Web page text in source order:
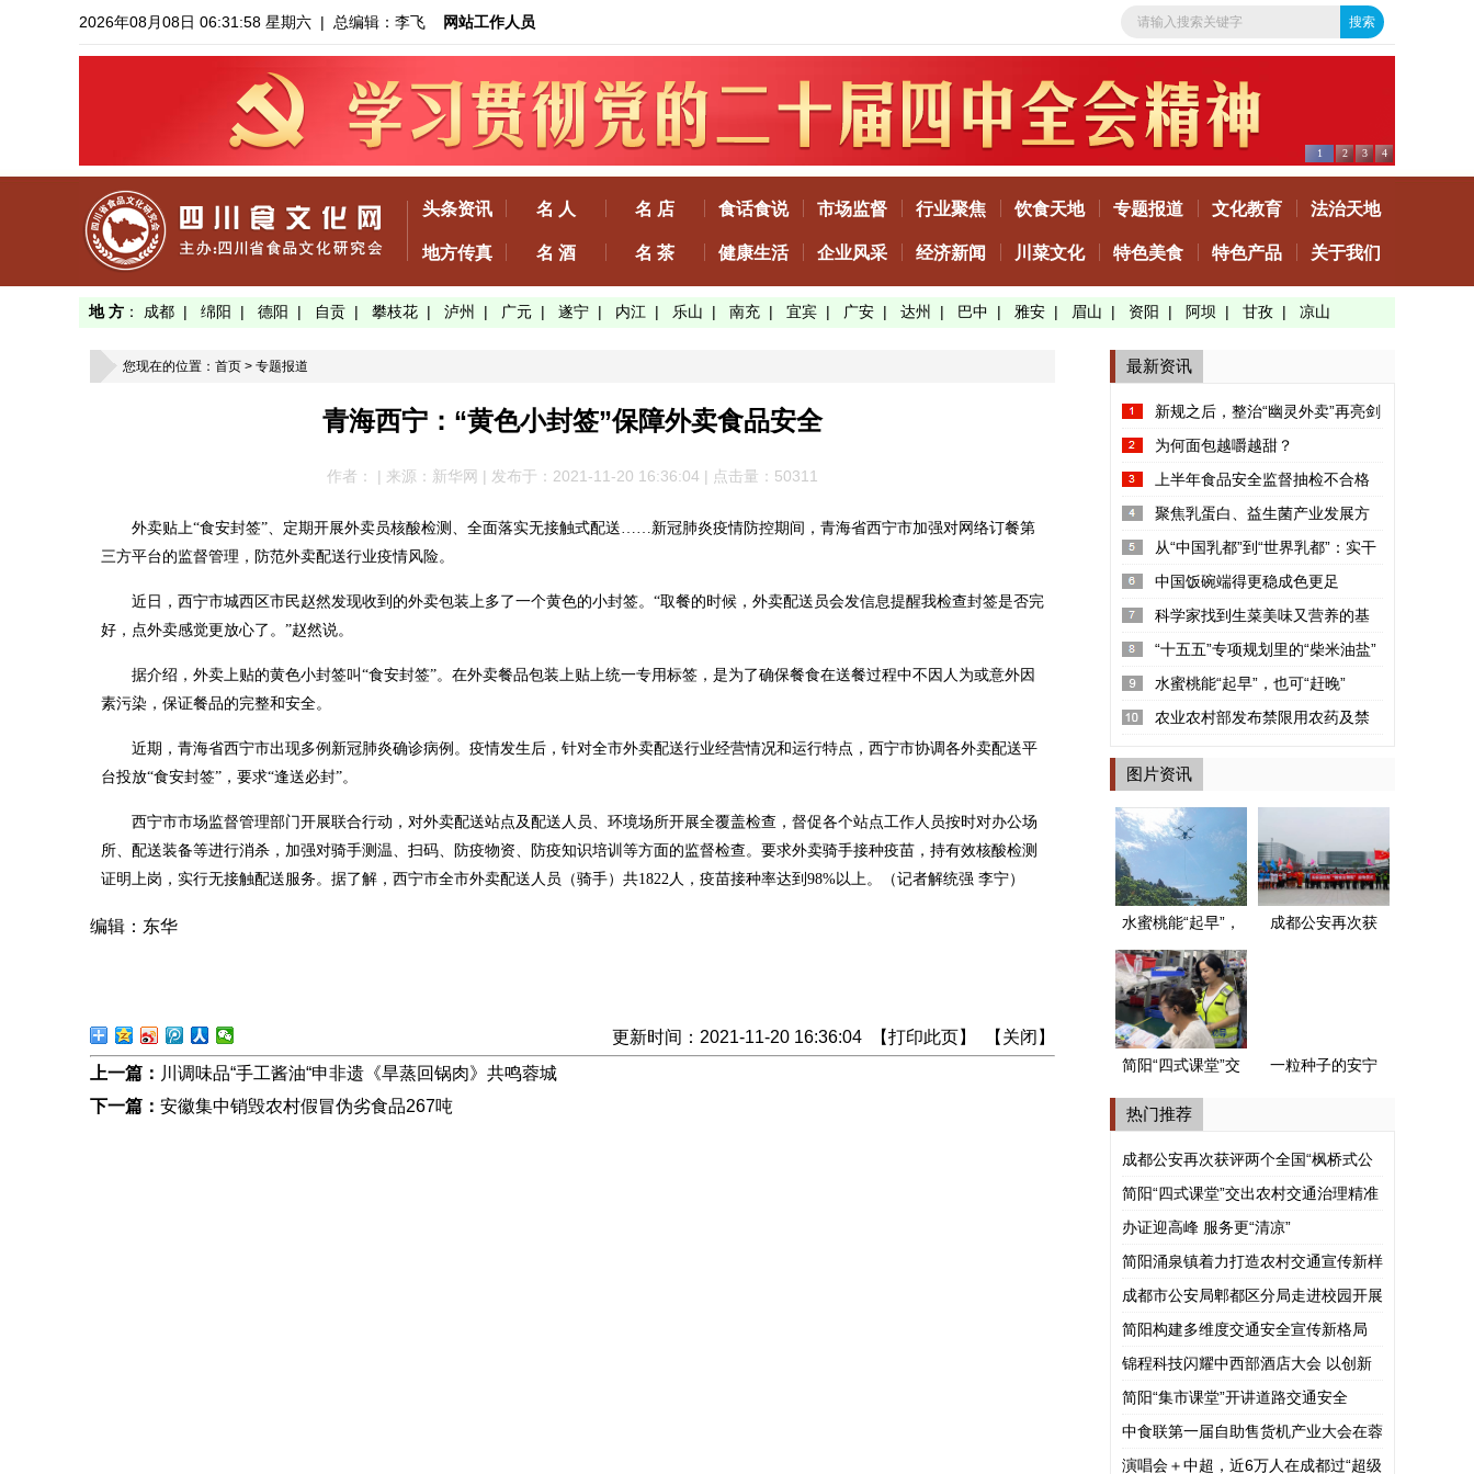
2026年08月08日 06:31:58 星期六 | 总编辑：李飞 网站工作人员
1 2 3 4
头条资讯 名 人 名 店 食话食说 市场监督 行业聚焦 饮食天地 专题报道 文化教育 法治天地
地方传真 名 酒 名 茶 健康生活 企业风采 经济新闻 川菜文化 特色美食 特色产品 关于我们
地 方 ： 成都 | 绵阳 | 德阳 | 自贡 | 攀枝花 | 泸州 | 广元 | 遂宁 | 内江 | 乐山 | 南充 | 宜宾 | 广安 | 达州 | 巴中 | 雅安 | 眉山 | 资阳 | 阿坝 | 甘孜 | 凉山
最新资讯
新规之后，整治“幽灵外卖”再亮剑
为何面包越嚼越甜？
上半年食品安全监督抽检不合格
率2.22%聚焦乳蛋白、益生菌产业发展方
向 “可感知高品质探寻荟”呼和浩...
从“中国乳都”到“世界乳都”：实干
铸就的产业丰碑
中国饭碗端得更稳成色更足
科学家找到生菜美味又营养的基
因密码“十五五”专项规划里的“柴米油盐”
水蜜桃能“起早”，也可“赶晚”
农业农村部发布禁限用农药及禁
图片资讯
水蜜桃能“起早”，
也可“赶晚”
成都公安再次获
简阳“四式课堂”交
出农村交通治理
精准答卷
一粒种子的安宁
热门推荐
成都公安再次获评两个全国“枫桥式公
安派出所”
简阳“四式课堂”交出农村交通治理精准
答卷
办证迎高峰 服务更“清凉”
简阳涌泉镇着力打造农村交通宣传新样
板
成都市公安局郫都区分局走进校园开展
涉外法治宣讲
简阳构建多维度交通安全宣传新格局
锦程科技闪耀中西部酒店大会 以创新
模式赋能酒旅产业共赢
简阳“集市课堂”开讲道路交通安全
中食联第一届自助售货机产业大会在蓉
举行
演唱会＋中超，近6万人在成都过“超级
您现在的位置： 首页 > 专题报道
青海西宁：“黄色小封签”保障外卖食品安全
作者： | 来源：新华网 | 发布于：2021-11-20 16:36:04 | 点击量：50311
外卖贴上“食安封签”、定期开展外卖员核酸检测、全面落实无接触式配送……新冠肺炎疫情防控期间，青海省西宁市加强对网络订餐第
三方平台的监督管理，防范外卖配送行业疫情风险。
近日，西宁市城西区市民赵然发现收到的外卖包装上多了一个黄色的小封签。“取餐的时候，外卖配送员会发信息提醒我检查封签是否完
好，点外卖感觉更放心了。”赵然说。
据介绍，外卖上贴的黄色小封签叫“食安封签”。在外卖餐品包装上贴上统一专用标签，是为了确保餐食在送餐过程中不因人为或意外因
素污染，保证餐品的完整和安全。
近期，青海省西宁市出现多例新冠肺炎确诊病例。疫情发生后，针对全市外卖配送行业经营情况和运行特点，西宁市协调各外卖配送平
台投放“食安封签”，要求“逢送必封”。
西宁市市场监督管理部门开展联合行动，对外卖配送站点及配送人员、环境场所开展全覆盖检查，督促各个站点工作人员按时对办公场
所、配送装备等进行消杀，加强对骑手测温、扫码、防疫物资、防疫知识培训等方面的监督检查。要求外卖骑手接种疫苗，持有效核酸检测
证明上岗，实行无接触配送服务。据了解，西宁市全市外卖配送人员（骑手）共1822人，疫苗接种率达到98%以上。
（记者解统强 李宁）
编辑：东华
更新时间：2021-11-20 16:36:04 【打印此页】 【 关闭 】
上一篇： 川调味品“手工酱油“申非遗《旱蒸回锅肉》共鸣蓉城
下一篇： 安徽集中销毁农村假冒伪劣食品267吨